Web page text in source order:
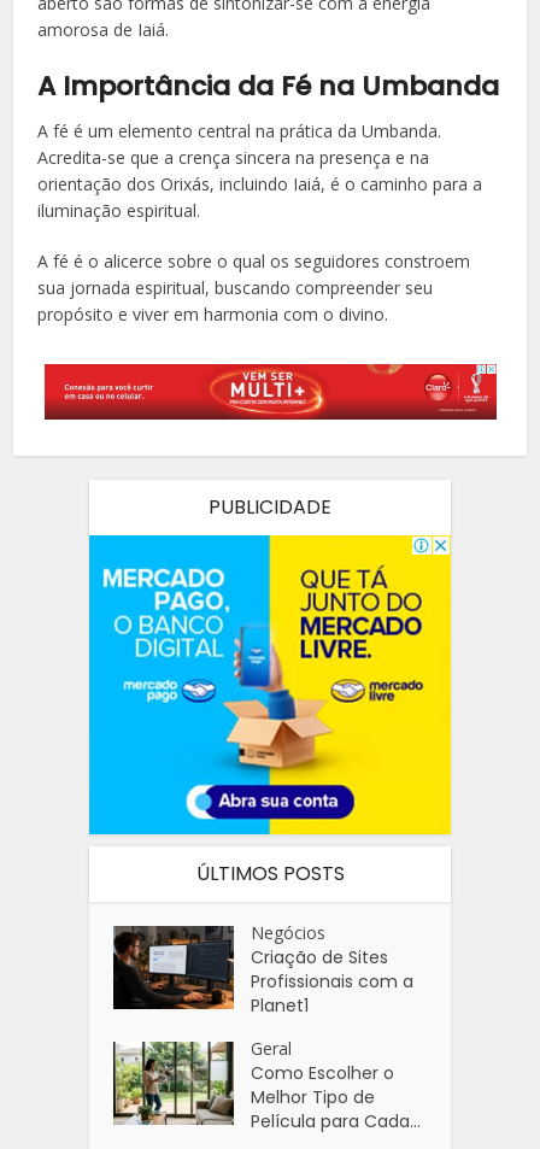
amorosa de Iaiá.
A Importância da Fé na Umbanda
A fé é um elemento central na prática da Umbanda.
Acredita-se que a crença sincera na presença e na
orientação dos Orixás, incluindo Iaiá, é o caminho para a
iluminação espiritual.
A fé é o alicerce sobre o qual os seguidores constroem
sua jornada espiritual, buscando compreender seu
propósito e viver em harmonia com o divino.
PUBLICIDADE
ÚLTIMOS POSTS
Negócios
Criação de Sites
Profissionais com a
Planet1
Geral
Como Escolher o
Melhor Tipo de
Película para Cada...